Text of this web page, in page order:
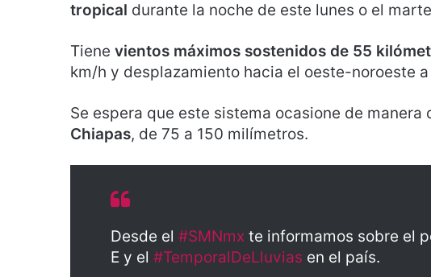
tropical durante la noche de este lunes o el
Tiene vientos máximos sostenidos de 55
km/h y desplazamiento hacia el oeste-noroeste a
Se espera que este sistema ocasione de manera
Chiapas, de 75 a 150 milímetros.
Desde el #SMNmx te informamos sobre el
E y el #TemporalDeLluvias en el país.